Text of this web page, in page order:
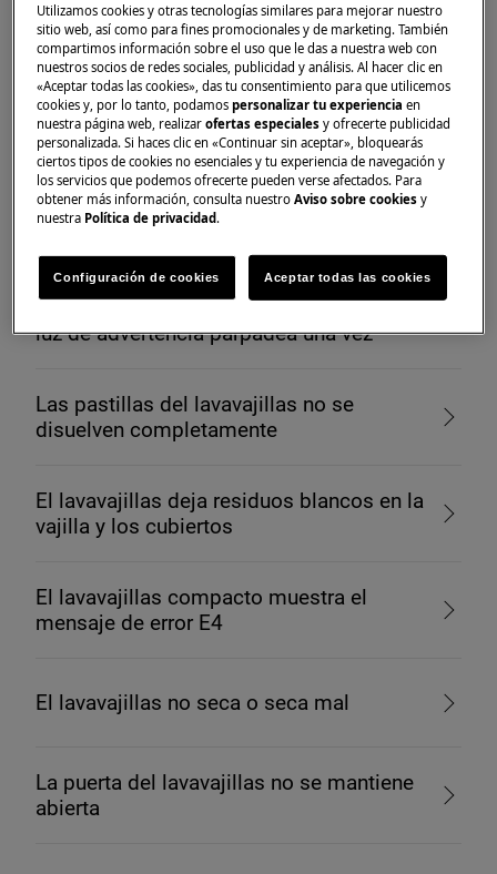
El indicador de limpieza automática
("Cuidado de la máquina") se enciende en
el lavavajillas
¿Es posible conectar el lavavajillas al grifo
de agua caliente?
El lavavajillas muestra el mensaje de error
AL5, C1, F1, i10 o i11, emite un pitido o la
luz de advertencia parpadea una vez
Las pastillas del lavavajillas no se
disuelven completamente
El lavavajillas deja residuos blancos en la
vajilla y los cubiertos
El lavavajillas compacto muestra el
mensaje de error E4
El lavavajillas no seca o seca mal
La puerta del lavavajillas no se mantiene
abierta
Utilizamos cookies y otras tecnologías similares para mejorar nuestro
sitio web, así como para fines promocionales y de marketing. También
compartimos información sobre el uso que le das a nuestra web con
nuestros socios de redes sociales, publicidad y análisis. Al hacer clic en
«Aceptar todas las cookies», das tu consentimiento para que utilicemos
cookies y, por lo tanto, podamospersonalizar tu experienciaen
nuestra página web, realizarofertas especiales y ofrecerte publicidad
personalizada. Si haces clic en «Continuar sin aceptar», bloquearás
ciertos tipos de cookies no esenciales y tu experiencia de navegación y
los servicios que podemos ofrecerte pueden verse afectados. Para
obtener más información, consulta nuestroAviso sobre cookies y
nuestra Política de privacidad.
Configuración de cookies Aceptar todas las cookies